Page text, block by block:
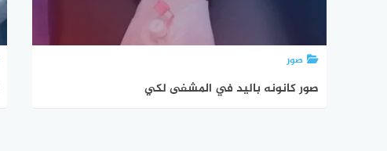
صور
صور كانونه باليد في المشفى لكي